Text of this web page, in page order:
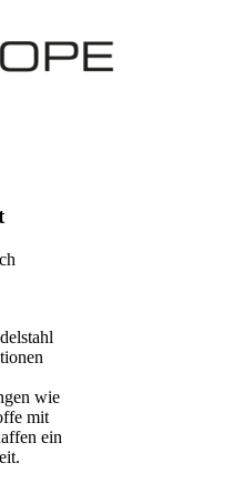
wie
mit
ein